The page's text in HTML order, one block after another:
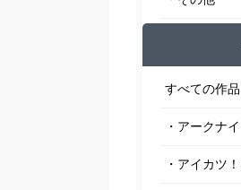
すべての作品
・アークナ
・アイカツ